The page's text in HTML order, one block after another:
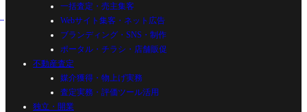
一括査定・売主集客
Webサイト集客・ネット広告
ブランディング・SNS・制作
ポータル・チラシ・店舗販促
不動産査定
媒介獲得・物上げ実務
査定実務・評価ツール活用
独立・開業